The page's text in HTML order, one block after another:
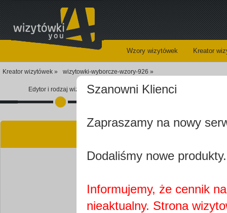
Wzory wizytówek Kreator
Kreator wizytówek » wizytowki-wyborcze-wzory-926 »
Edytor i rodzaj wizytówkiSzanowni Klienci
Zapraszamy na nowy
Dodaliśmy nowe
Informujemy, że cennik
nieaktualny. Strona